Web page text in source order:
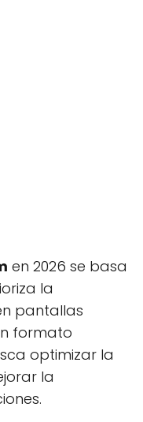
en 2026 se basa
la
pantallas
formato
optimizar la
la